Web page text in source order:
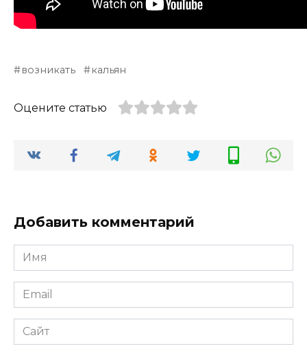
возникать кальян
Оцените статью
Добавить комментарий
Имя
*
Email
*
Сайт